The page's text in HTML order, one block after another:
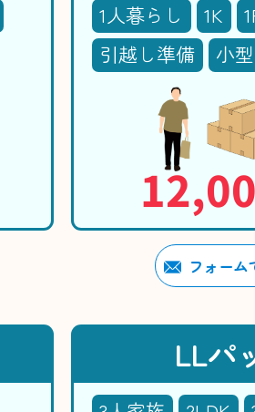
1人暮らし 1K
引越し準備
小
フォーム
LLパ